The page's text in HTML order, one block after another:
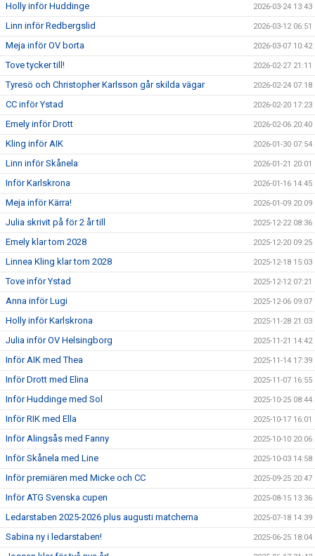
Holly inför Huddinge 2026-03-24 13:43
Linn inför Redbergslid 2026-03-12 06:51
Meja inför OV borta 2026-03-07 10:42
Tove tycker till! 2026-02-27 21:11
Tyresö och Christopher Karlsson går skilda vägar 2026-02-24 07:18
CC inför Ystad 2026-02-20 17:23
Emely inför Drott 2026-02-06 20:40
Kling inför AIK 2026-01-30 07:54
Linn inför Skånela 2026-01-21 20:01
Inför Karlskrona 2026-01-16 14:45
Meja inför Kärra! 2026-01-09 20:09
Julia skrivit på för 2 år till 2025-12-22 08:36
Emely klar tom 2028 2025-12-20 09:25
Linnea Kling klar tom 2028 2025-12-18 15:03
Tove inför Ystad 2025-12-12 07:21
Anna inför Lugi 2025-12-06 09:07
Holly inför Karlskrona 2025-11-28 21:03
Julia inför OV Helsingborg 2025-11-21 14:42
Inför AIK med Thea 2025-11-14 17:39
Inför Drott med Elina 2025-11-07 16:55
Inför Huddinge med Sol 2025-10-25 08:44
Inför RIK med Ella 2025-10-17 16:01
Inför Alingsås med Fanny 2025-10-10 20:06
Inför Skånela med Line 2025-10-03 14:58
Inför premiären med Micke och CC 2025-09-25 20:47
Inför ATG Svenska cupen 2025-08-15 13:36
Ledarstaben 2025-2026 plus augusti matcherna 2025-07-18 14:39
Sabina ny i ledarstaben! 2025-06-25 18:04